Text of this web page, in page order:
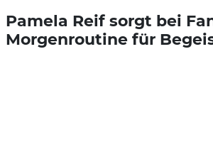
Pamela Reif sorgt bei
Morgenroutine für